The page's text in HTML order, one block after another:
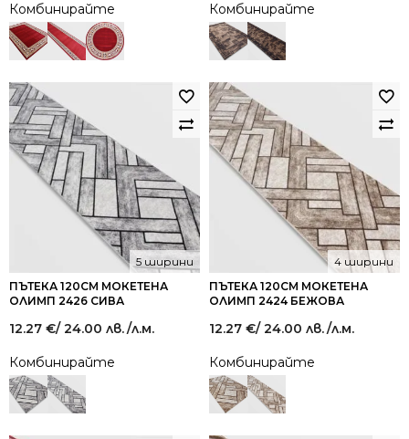
Комбинирайте Комбинирайте
ПЪТЕКА 120СМ МОКЕТЕНА
ОЛИМП 2426 СИВА
5 ширини
12.27 €/ 24.00 лв./л.м.
Комбинирайте
ПЪТЕКА 120СМ МОКЕТЕНА
ОЛИМП 2424 БЕЖОВА
4 ширини
12.27 €/ 24.00 лв./л.м.
Комбинирайте